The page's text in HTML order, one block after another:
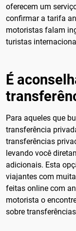
oferecem um
confirmar a tarifa
motoristas falam
turistas
É
Para aqueles que
transferência
transferências
levando você
adicionais. Esta
viajantes com
feitas online com
motorista o
sobre